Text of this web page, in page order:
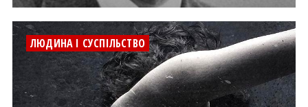
ЛЮДИНА І СУСПІЛЬСТВО